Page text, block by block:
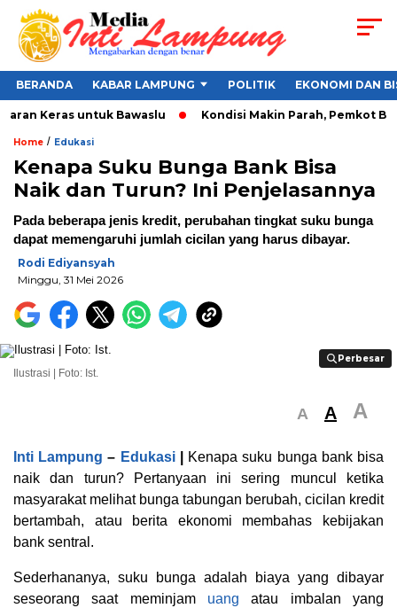
BERANDA KABAR LAMPUNG POLITIK EKONOMI DAN
Keras untuk Bawaslu Kondisi Makin Parah, Pemkot
Home / Edukasi
Kenapa Suku Bunga Bank Bisa
Naik dan Turun? Ini Penjelasannya
Pada beberapa jenis kredit, perubahan tingkat suku bunga
dapat memengaruhi jumlah cicilan yang harus dibayar.
Rodi Ediyansyah
Minggu, 31 Mei 2026
Perbesar
Perbesar
Ilustrasi | Foto: Ist.
A A A
Inti Lampung – Edukasi|
Kenapa suku bunga bank bisa
naik dan turun? Pertanyaan ini sering muncul ketika
masyarakat melihat bunga tabungan berubah, cicilan kredit
bertambah, atau berita ekonomi membahas kebijakan
bank sentral.
Sederhananya, suku bunga adalah biaya yang dibayar
seseorang saat meminjam uang atau imbalan yang